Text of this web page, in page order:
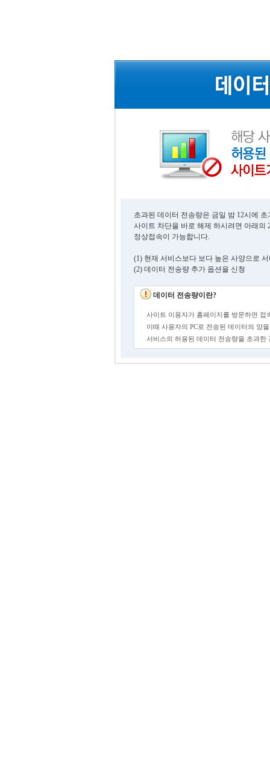
초과된 데이터 전송량은 금일 밤 12시에
사이트 차단을 바로 해제 하시려면 아래의
정상접속이 가능합니다.
(1) 현재 서비스보다 보다 높은 사양으로
(2) 데이터 전송량 추가 옵션을 신청
데이터 전송량이란?
사이트 이용자가 홈페이지를 방문하면 접
이때 사용자의 PC로 전송된 데이터의 양
서비스의 허용된 데이터 전송량을 초과